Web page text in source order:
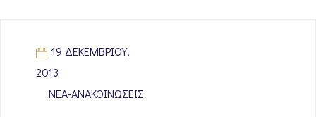
19 ΔΕΚΕΜΒΡΊΟΥ,
2013
ΝΈΑ-ΑΝΑΚΟΙΝΏΣΕΙΣ